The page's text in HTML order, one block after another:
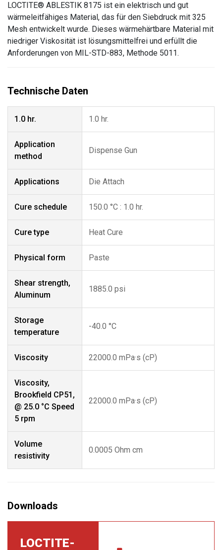
LOCTITE® ABLESTIK 8175 ist ein elektrisch und gut
wärmeleitfähiges Material, das für den Siebdruck mit 325
Mesh entwickelt wurde. Dieses wärmehärtbare Material mit
niedriger Viskosität ist lösungsmittelfrei und erfüllt die
Anforderungen von MIL-STD-883, Methode 5011.
1.0 hr. 1.0 hr.
Application
method
Dispense Gun
Applications Die Attach
Cure schedule 150.0 °C : 1.0 hr.
Cure type Heat Cure
Physical form Paste
Shear strength,
Aluminum
1885.0 psi
Storage
temperature
-40.0 °C
Viscosity 22000.0 mPa·s (cP)
Viscosity,
Brookfield CP51,
@ 25.0 °C Speed
5 rpm
22000.0 mPa·s (cP)
Volume
resistivity
0.0005 Ohm cm
LOCTITE-